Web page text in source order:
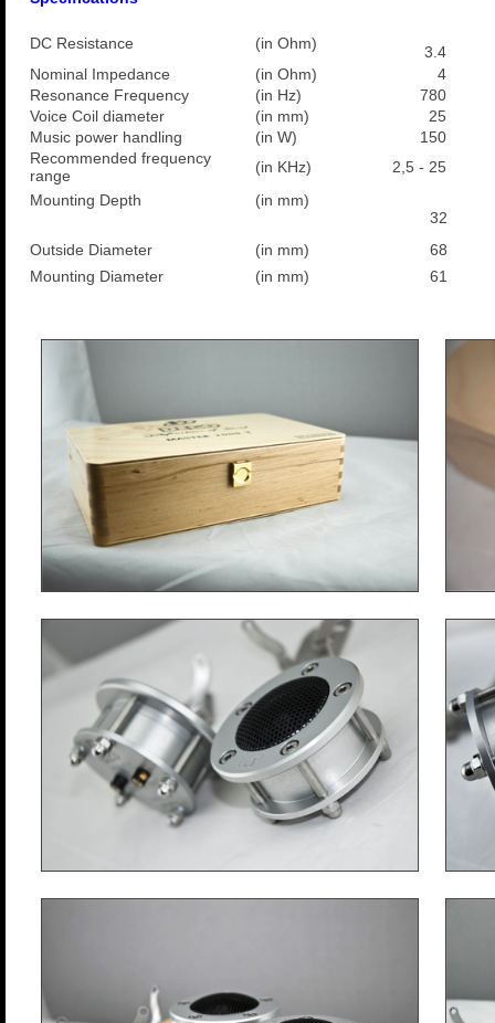
DC Resistance (in Ohm)
3.4
Nominal Impedance
(in Ohm)
4
Resonance Frequency
(in Hz)
780
Voice Coil diameter
(in mm)
25
Music power handling
(in W)
150
Recommended frequency
range
(in KHz)
2,5 - 25
Mounting Depth
(in mm)
32
Outside Diameter
(in mm)
68
Mounting Diameter
(in mm) 61